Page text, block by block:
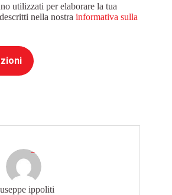
utilizzati per elaborare la tua
nella nostra informativa sulla
ippoliti